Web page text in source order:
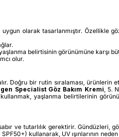
uygun olarak tasarlanmıştır. Özellikle
yaşlanma belirtisinin görünümüne karşı
olur.
Doğru bir rutin sıralaması, ürünlerin
Specialist Göz Bakım Kremi, 5.
yaşlanma belirtilerinin
ve tutarlılık gerektirir. Gündüzleri,
kullanarak, UV ışınlarının